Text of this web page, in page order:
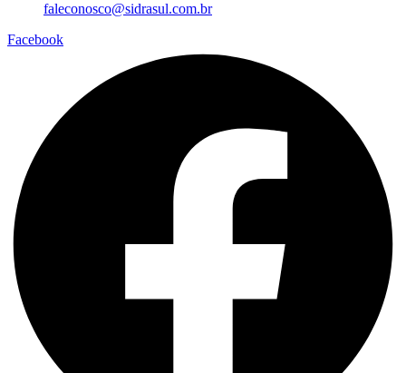
faleconosco@sidrasul.com.br
Facebook